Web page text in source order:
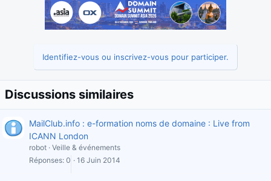
Identifiez-vous ou inscrivez-vous pour participer.
Discussions similaires
MailClub.info : e-formation noms de domaine : Live from
ICANN London
robot Veille & événements
Réponses 0 16 Juin 2014